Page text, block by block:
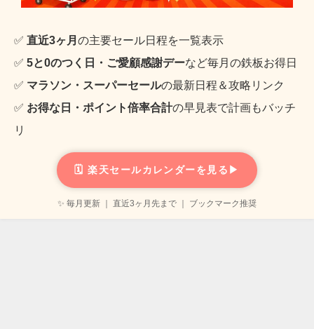
✅ 直近3ヶ月 の主要セール日程を一覧表示
✅ 5と0のつく日・ご愛顧感謝デーなど毎月の鉄板お得日
✅ マラソン・スーパーセールの最新日程＆攻略リンク
✅ お得な日・ポイント倍率合計の早見表で計画もバッチ
リ
🗓️ 楽天セールカレンダーを見る▶
✨ 毎月更新 ｜ 直近3ヶ月先まで ｜ ブックマーク推奨